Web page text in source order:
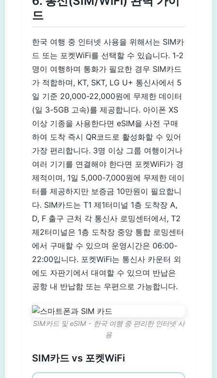
드
한국 여행 중 인터넷 사용을 위해서는 SIM카
드 또는 포켓WiFi를 선택할 수 있습니다. 1-2
명이 여행하며 통화가 필요한 경우 SIM카드
가 적합하며, KT, SKT, LG U+ 통신사에서 5
일 기준 20,000-22,000원에 무제한 데이터
(일 3-5GB 고속)를 제공합니다. 아이폰 XS
이상 기종을 사용한다면 eSIM을 사전 구매
하여 도착 즉시 QR코드로 활성화할 수 있어
가장 편리합니다. 3명 이상 그룹 여행이거나
여러 기기를 연결해야 한다면 포켓WiFi가 경
제적이며, 1일 5,000-7,000원에 무제한 데이
터를 제공하지만 보증금 10만원이 필요합니
다. SIM카드는 T1 제1터미널 1층 도착장 A,
D, F 출구 근처 각 통신사 로밍센터에서, T2
제2터미널은 1층 도착장 중앙 통합 로밍센터
에서 구매할 수 있으며 운영시간은 06:00-
22:00입니다. 포켓WiFi는 통신사 카운터 외
에도 자판기에서 대여할 수 있으며 반납은
공항 내 반납함 또는 우편으로 가능합니다.
SIM카드 및 eSIM - 한국 여행 중 편리한 인터넷 사
용
SIM카드 vs 포켓WiFi